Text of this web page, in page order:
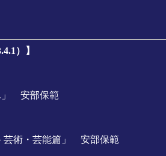
）】
」 安部保範
芸術・芸能篇」 安部保範